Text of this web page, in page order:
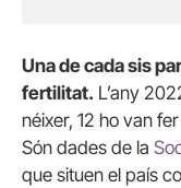
Una de cada sis
fertilitat. L’any
néixer, 12 ho van
Són dades de la
que situen el país